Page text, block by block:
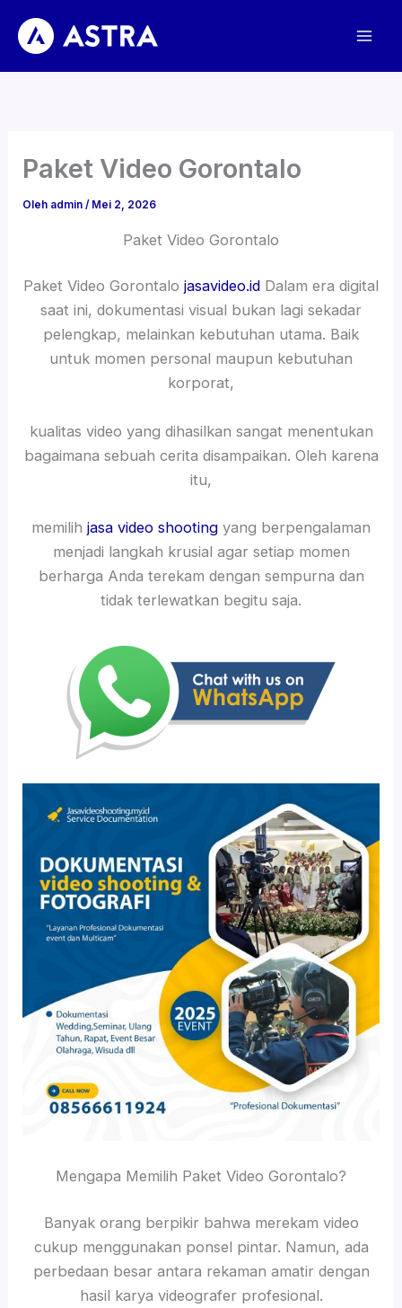
konten
Paket Video Gorontalo
Oleh admin/ Mei 2, 2026
Paket Video Gorontalo
Paket Video Gorontalo jasavideo.id Dalam era digital
saat ini, dokumentasi visual bukan lagi sekadar
pelengkap, melainkan kebutuhan utama. Baik
untuk momen personal maupun kebutuhan
korporat,
kualitas video yang dihasilkan sangat menentukan
bagaimana sebuah cerita disampaikan. Oleh karena
itu,
memilih jasa video shooting yang berpengalaman
menjadi langkah krusial agar setiap momen
berharga Anda terekam dengan sempurna dan
tidak terlewatkan begitu saja.
Mengapa Memilih Paket Video Gorontalo?
Banyak orang berpikir bahwa merekam video
cukup menggunakan ponsel pintar. Namun, ada
perbedaan besar antara rekaman amatir dengan
hasil karya videografer profesional.